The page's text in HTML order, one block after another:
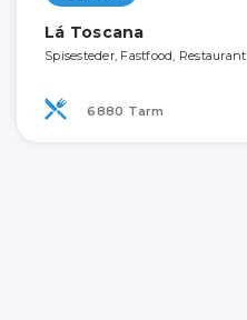
Lá Toscana
Spisesteder, Fastfood, Restaurant
6880 Tarm